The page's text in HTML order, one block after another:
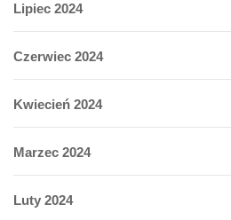
Lipiec 2024
Czerwiec 2024
Kwiecień 2024
Marzec 2024
Luty 2024